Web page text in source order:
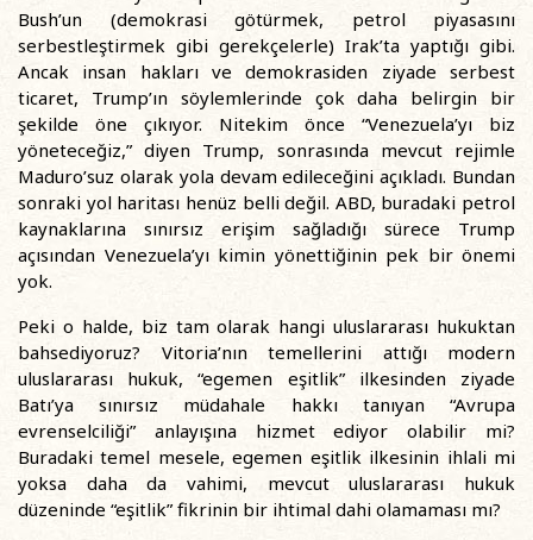
Bush’un (demokrasi götürmek, petrol piyasasını
serbestleştirmek gibi gerekçelerle) Irak’ta yaptığı gibi.
Ancak insan hakları ve demokrasiden ziyade serbest
ticaret, Trump’ın söylemlerinde çok daha belirgin bir
şekilde öne çıkıyor. Nitekim önce “Venezuela’yı biz
yöneteceğiz,” diyen Trump, sonrasında mevcut rejimle
Maduro’suz olarak yola devam edileceğini açıkladı. Bundan
sonraki yol haritası henüz belli değil. ABD, buradaki petrol
kaynaklarına sınırsız erişim sağladığı sürece Trump
açısından Venezuela’yı kimin yönettiğinin pek bir önemi
yok.
Peki o halde, biz tam olarak hangi uluslararası hukuktan
bahsediyoruz? Vitoria’nın temellerini attığı modern
uluslararası hukuk, “egemen eşitlik” ilkesinden ziyade
Batı’ya sınırsız müdahale hakkı tanıyan “Avrupa
evrenselciliği” anlayışına hizmet ediyor olabilir mi?
Buradaki temel mesele, egemen eşitlik ilkesinin ihlali mi
yoksa daha da vahimi, mevcut uluslararası hukuk
düzeninde “eşitlik” fikrinin bir ihtimal dahi olamaması mı?